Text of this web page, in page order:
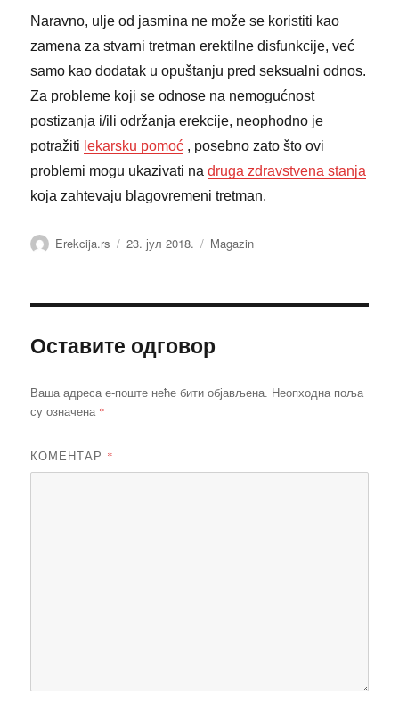
Naravno, ulje od jasmina ne može se koristiti kao
zamena za stvarni tretman erektilne disfunkcije, već
samo kao dodatak u opuštanju pred seksualni odnos.
Za probleme koji se odnose na nemogućnost
postizanja i/ili održanja erekcije, neophodno je
potražiti lekarsku pomoć , posebno zato što ovi
problemi mogu ukazivati nadruga zdravstvena stanja
koja zahtevaju blagovremeni tretman.
Аутор
Erekcija.rs Објављено
23. јул 2018. Категорије
Magazin
Оставите одговор
Ваша адреса е-поште неће бити објављена. Неопходна поља
су означена *
КОМЕНТАР *